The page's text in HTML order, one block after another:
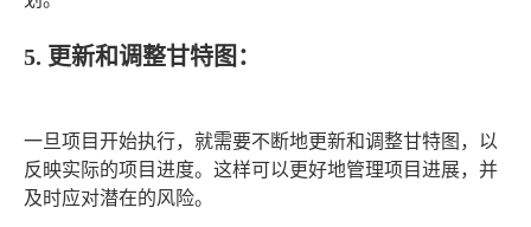
5. 更新和调整甘特图：
一旦项目开始执行，就需要不断地更新和调整甘特图，以
反映实际的项目进度。这样可以更好地管理项目进展，并
及时应对潜在的风险。